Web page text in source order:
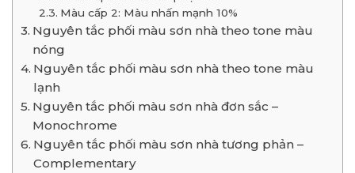
Màu cấp 2: Màu nhấn mạnh 10%
Nguyên tắc phối màu sơn nhà theo tone màu
nóng
Nguyên tắc phối màu sơn nhà theo tone màu
lạnh
Nguyên tắc phối màu sơn nhà đơn sắc –
Monochrome
Nguyên tắc phối màu sơn nhà tương phản –
Complementary